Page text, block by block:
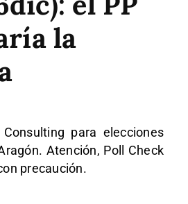
la
para elecciones
Atención, Poll Check
precaución.